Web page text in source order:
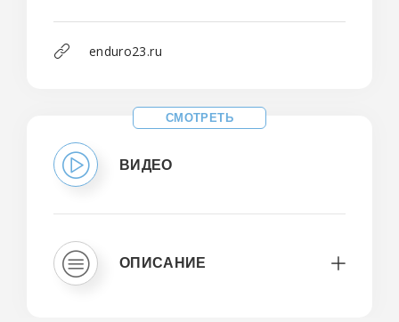
enduro23.ru
ВИДЕО
СМОТРЕТЬ
ОПИСАНИЕ